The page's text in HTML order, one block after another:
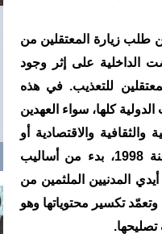
طلب زيارة المعتقلين من
الداخلية على إثر وجود
للتعذيب. في هذه
الدولية كلها، سواء العهدين
والثقافية والاقتصادية أو
معاهدة منع التعذيب التي وقعتها الدولة سنة 1998، بدء من أساليب
المدنيين الملثمين من
تكسير محتوياتها وهو